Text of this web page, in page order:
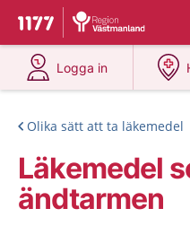
Till startsidan för 1177
Du har valt region
Logga in
på 1177.se
Olika sätt att ta läkemedel
Läkemedel
ändtarmen